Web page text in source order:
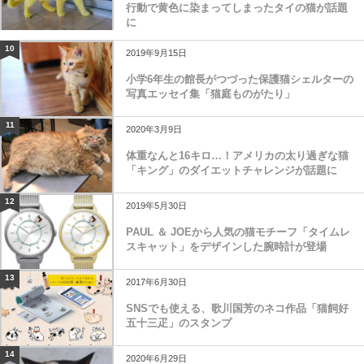
行動で黄色に染まってしまったタイの猫が話題
に
10 2019年9月15日
小学6年生の館長がつづった保護猫シェルターの
写真エッセイ集「猫庭ものがたり」
11 2020年3月9日
体重なんと16キロ…！アメリカの太り過ぎな猫
「キング」のダイエットチャレンジが話題に
12 2019年5月30日
PAUL ＆ JOEから人気の猫モチーフ「タイムレ
スキャット」をデザインした腕時計が登場
13 2017年6月30日
SNSでも使える、歌川国芳のネコ作品「猫飼好
五十三疋」のスタンプ
14 2020年6月29日